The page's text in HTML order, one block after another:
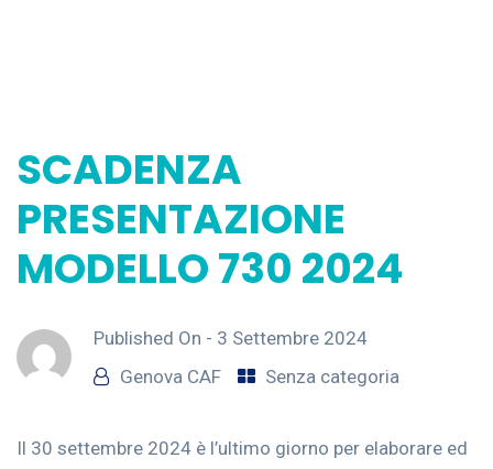
SCADENZA
PRESENTAZIONE
MODELLO 730 2024
Published On - 3 Settembre 2024
Genova CAF
Senza categoria
Il 30 settembre 2024 è l’ultimo giorno per elaborare ed